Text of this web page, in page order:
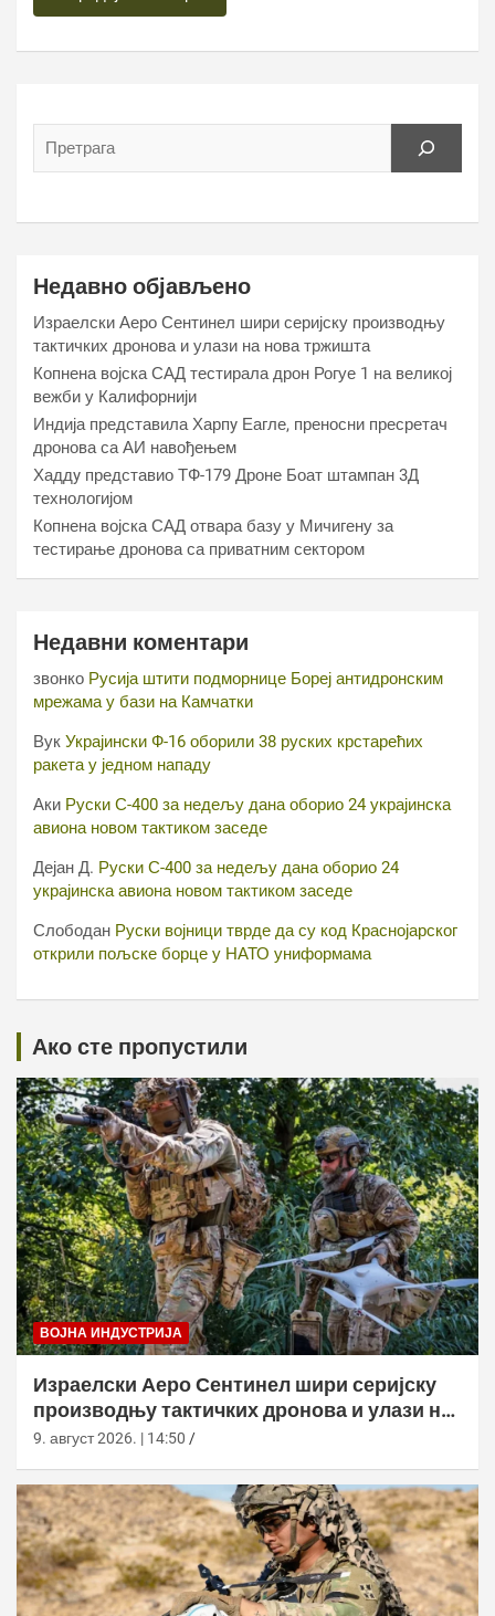
Недавно објављено
Израелски Аеро Сентинел шири серијску производњу
тактичких дронова и улази на нова тржишта
Копнена војска САД тестирала дрон Рогуе 1 на великој
вежби у Калифорнији
Индија представила Харпy Еагле, преносни пресретач
дронова са АИ навођењем
Хаддy представио ТФ-179 Дроне Боат штампан 3Д
технологијом
Копнена војска САД отвара базу у Мичигену за
тестирање дронова са приватним сектором
Недавни коментари
звонко Русија штити подморнице Бореј антидронским
мрежама у бази на Камчатки
Вук Украјински Ф-16 оборили 38 руских крстарећих
ракета у једном нападу
Аки Руски С-400 за недељу дана оборио 24 украјинска
авиона новом тактиком заседе
Дејан Д. Руски С-400 за недељу дана оборио 24
украјинска авиона новом тактиком заседе
Слободан Руски војници тврде да су код Краснојарског
открили пољске борце у НАТО униформама
Ако сте пропустили
ВОЈНА ИНДУСТРИЈА
Израелски Аеро Сентинел шири серијску
производњу тактичких дронова и улази на
нова тржишта
9. август 2026. | 14:50